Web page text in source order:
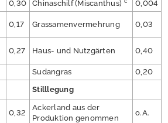
0,30 Chinaschilf (Miscanthus)
0,004
0,17 Grassamenvermehrung 0,03
0,27 Haus- und Nutzgärten 0,40
Sudangras 0,20
Stilllegung
0,32
Ackerland aus der
Produktion genommen
o.A.